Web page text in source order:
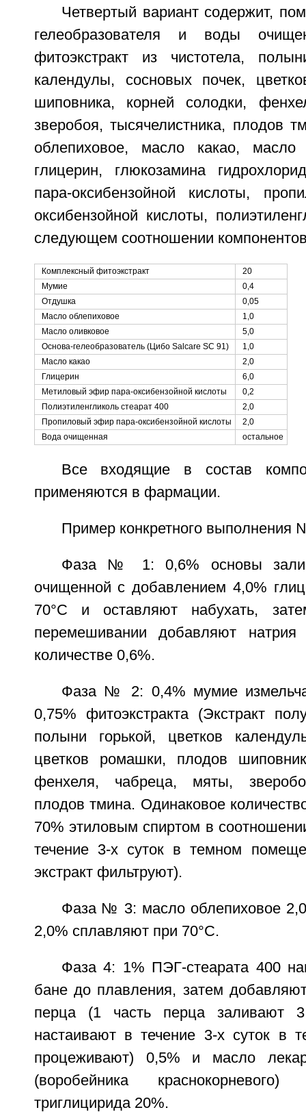
Четвертый вариант содержит,
гелеобразователя и воды
фитоэкстракт из чистотела,
календулы, сосновых почек,
шиповника, корней солодки,
зверобоя, тысячелистника, плодов
облепиховое, масло какао, масло
глицерин, глюкозамина
пара-оксибензойной кислоты,
оксибензойной кислоты,
следующем соотношении
Комплексный фитоэкстракт
20
Мумие
0,4
Отдушка
0,05
Масло облепиховое
1,0
Масло оливковое
5,0
Основа-гелеобразователь (Цибо Salcare SC 91)
1,0
Масло какао
2,0
Глицерин
6,0
Метиловый эфир пара-оксибензойной кислоты
0,2
Полиэтиленгликоль стеарат 400
2,0
Пропиловый эфир пара-оксибензойной кислоты
2,0
Вода очищенная
остальное
Все входящие в состав
применяются в фармации.
Пример конкретного выполнения
Фаза № 1: 0,6% основы
очищенной с добавлением 4,0%
70°C и оставляют набухать,
перемешивании добавляют
количестве 0,6%.
Фаза № 2: 0,4% мумие
0,75% фитоэкстракта (Экстракт
полыни горькой, цветков
цветков ромашки, плодов
фенхеля, чабреца, мяты,
плодов тмина. Одинаковое
70% этиловым спиртом в
течение 3-х суток в темном
экстракт фильтруют).
Фаза № 3: масло облепиховое
2,0% сплавляют при 70°C.
Фаза 4: 1% ПЭГ-стеарата 400
бане до плавления, затем
перца (1 часть перца заливают
настаивают в течение 3-х суток в
процеживают) 0,5% и масло
(воробейника
триглицирида 20%.